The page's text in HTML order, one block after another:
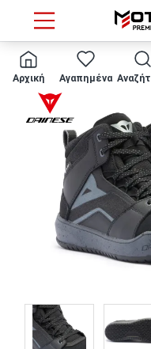
Αρχική Αγαπημένα
HOME ΜΠΟΤΑΚΙΑ ΜΗΧΑΝΗΣ